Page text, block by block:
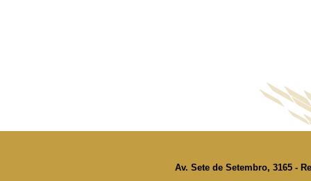
Av. Sete de Setembro, 3165 -